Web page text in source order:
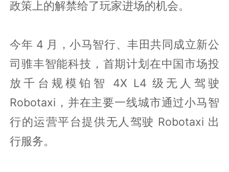
政策上的解禁给了玩家进场的机会。
今年 4 月，小马智行、丰田共同成立新公
司骓丰智能科技，首期计划在中国市场投
放千台规模铂智 4X L4 级无人驾驶
Robotaxi，并在主要一线城市通过小马智
行的运营平台提供无人驾驶 Robotaxi 出
行服务。